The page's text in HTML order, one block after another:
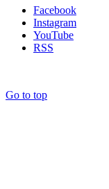
Facebook
Instagram
YouTube
RSS
Go to top